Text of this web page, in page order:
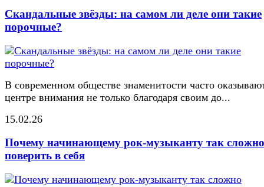
Скандальные звёзды: на самом ли деле они такие
порочные?
В современном обществе знаменитости часто
центре внимания не только благодаря своим до...
15.02.26
Почему начинающему рок-музыканту так сложно
поверить в себя